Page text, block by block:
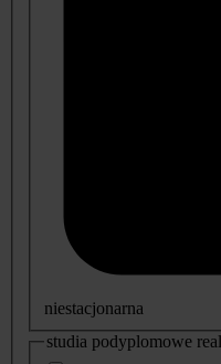
niestacjonarna
studia podyplomowe